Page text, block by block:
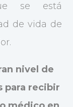
se está
de vida de
nivel de
para recibir